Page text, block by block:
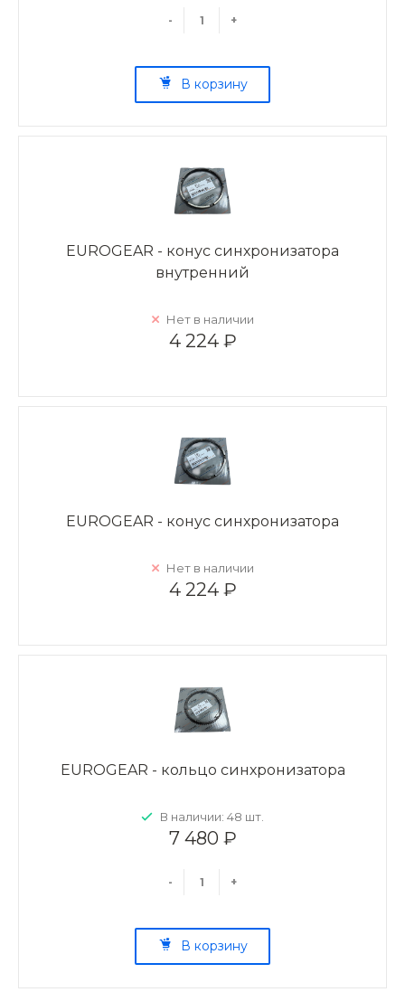
- +
В корзину
EUROGEAR - конус синхронизатора
внутренний
Нет в наличии
4 224 ₽
EUROGEAR - конус синхронизатора
Нет в наличии
4 224 ₽
EUROGEAR - кольцо синхронизатора
В наличии: 48 шт.
7 480 ₽
- +
В корзину